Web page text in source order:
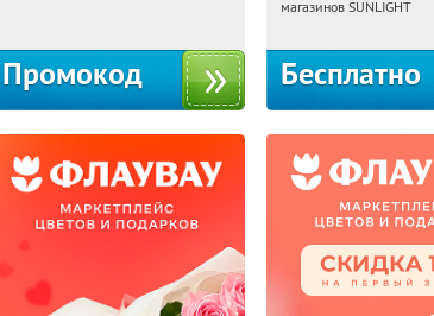
Промокод
Россия
магазинов SUNLIGHT
Бесплатно